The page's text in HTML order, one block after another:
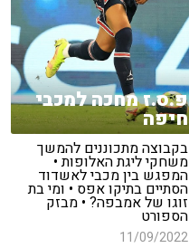
פ.ס.ז מחכה למכבי
חיפה
בקבוצה מתכוננים להמשך
משחקי ליגת האלופות •
המפגש בין מכבי לאשדוד
הסתיים בתיקו אפס • ומי בת
זוגו של אמבפה? • מבזק
הספורט
11/09/2022